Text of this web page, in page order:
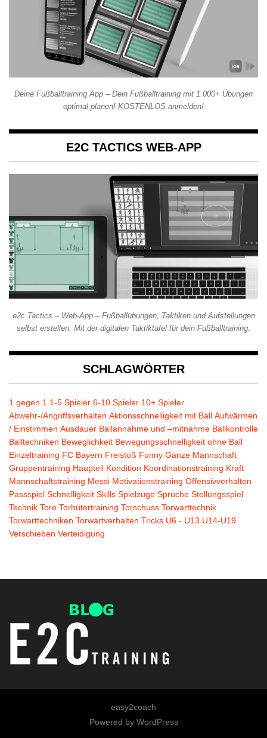
Deine Fußballtraining App – Dein Fußballtraining mit 1.000+ Übungen
optimal planen! KOSTENLOS anmelden!
E2C TACTICS WEB-APP
e2c Tactics – Web-App – Fußballübungen, Taktiken und Aufstellungen
selbst erstellen. Mit der digitalen Taktiktafel für dein Fußballtraining.
SCHLAGWÖRTER
1 gegen 1 1-5 Spieler 6-10 Spieler 10+ Spieler
Abwehr-/Angriffsverhalten Aktionsschnelligkeit mit Ball Aufwärmen
/ Einstimmen Ausdauer Ballannahme und –mitnahme Ballkontrolle
Balltechniken Beweglichkeit Bewegungsschnelligkeit ohne Ball
Einzeltraining FC Bayern Freistoß Funny Ganze Mannschaft
Gruppentraining Haupteil Kondition Koordinationstraining Kraft
Mannschaftstraining Messi Motivationstraining Offensivverhalten
Passspiel Schnelligkeit Skills Spielzüge Sprüche Stellungsspiel
Technik Tore Torhütertraining Torschuss Torwarttechnik
Torwarttechniken Torwartverhalten Tricks U6 - U13 U14-U19
Verschieben Verteidigung
easy2coach
Powered by WordPress